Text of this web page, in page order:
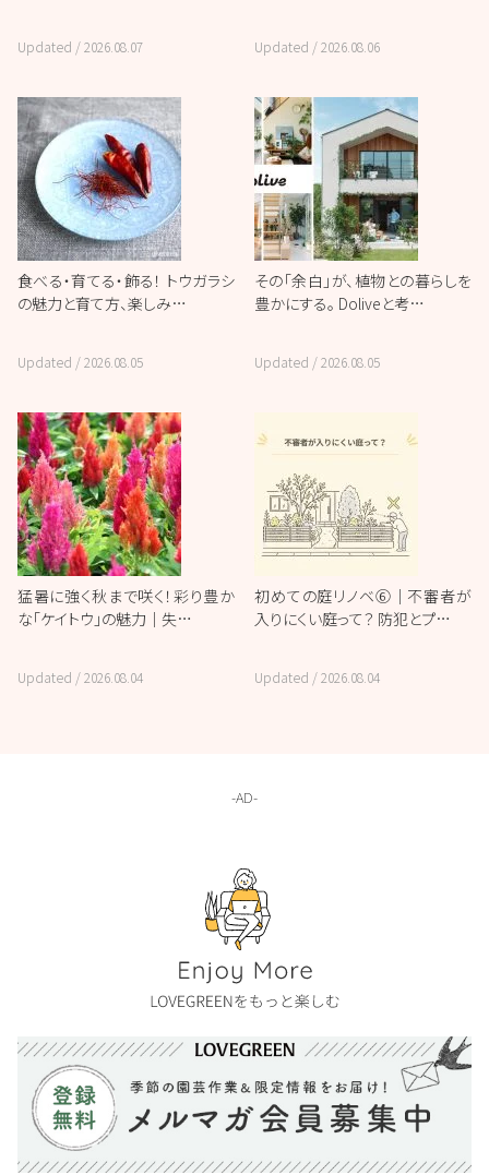
Updated /2026.08.07 Updated /2026.08.06
食べる・育てる・飾る！ トウガラシ
の魅力と育て方、楽しみ…
Updated /2026.08.05
その「余白」が、植物との暮らしを
豊かにする。 Doliveと考…
Updated /2026.08.05
猛暑に強く秋まで咲く！彩り豊か
な「ケイトウ」の魅力｜失…
Updated /2026.08.04
初めての庭リノベ⑥｜不審者が
入りにくい庭って？ 防犯とプ…
Updated /2026.08.04